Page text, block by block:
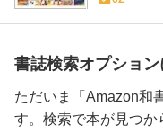
書誌検索オプショ
ただいま「Amazon和
す。検索で本が見つ